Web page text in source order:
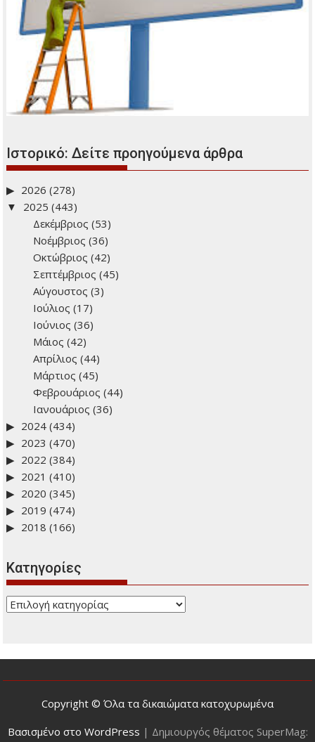
Ιστορικό: Δείτε προηγούμενα άρθρα
2026 (278)
2025 (443)
Δεκέμβριος (53)
Νοέμβριος (36)
Οκτώβριος (42)
Σεπτέμβριος (45)
Αύγουστος (3)
Ιούλιος (17)
Ιούνιος (36)
Μάιος (42)
Απρίλιος (44)
Μάρτιος (45)
Φεβρουάριος (44)
Ιανουάριος (36)
2024 (434)
2023 (470)
2022 (384)
2021 (410)
2020 (345)
2019 (474)
2018 (166)
Kατηγορίες
Kατηγορίες
Copyright © Όλα τα δικαιώματα κατοχυρωμένα
Βασισμένο στο WordPress | Δημιουργός θέματος SuperMag: